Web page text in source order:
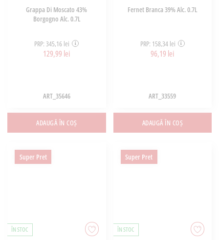
Grappa Di Moscato 43%
Borgogno Alc. 0.7L
PRP: 345,16 lei
129,99 lei
ART_35646
ADAUGĂ ÎN COȘ
Fernet Branca 39% Alc. 0.7L
PRP: 158,34 lei
96,19 lei
ART_33559
ADAUGĂ ÎN COȘ
Super Pret
ÎN STOC
Super Pret
ÎN STOC